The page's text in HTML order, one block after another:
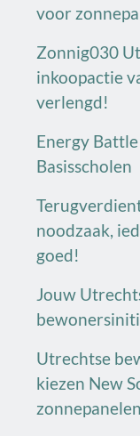
voor
Zonnig030
inkoopactie
verlengd!
Energy
Basisscholen
noodzaak,
goed!
Jouw
Utrechtse
kiezen New